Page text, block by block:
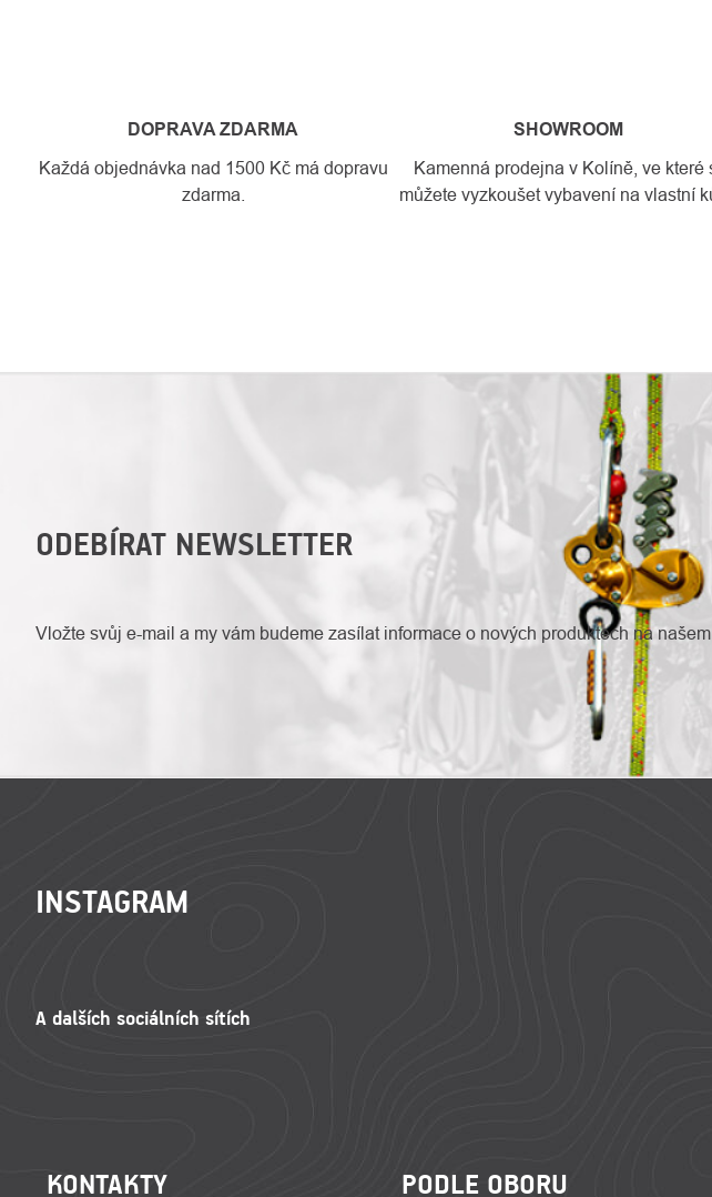
DOPRAVA ZDARMA
Každá objednávka nad 1500 Kč má dopravu
zdarma.
SHOWROOM
Kamenná prodejna v Kolíně, ve které
můžete vyzkoušet vybavení na vlastní
ODEBÍRAT NEWSLETTER
Vložte svůj e-mail a my vám budeme zasílat informace o nových produktech na našem
INSTAGRAM
KONTAKTY PODLE OBORU